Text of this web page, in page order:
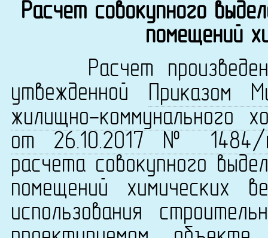
Расчет совокупного
помещений
Расчет произведен
утвежденной Приказом
жилищно-коммунального
от 26.10.2017 № 1484/
расчета совокупного
помещений химических
использования